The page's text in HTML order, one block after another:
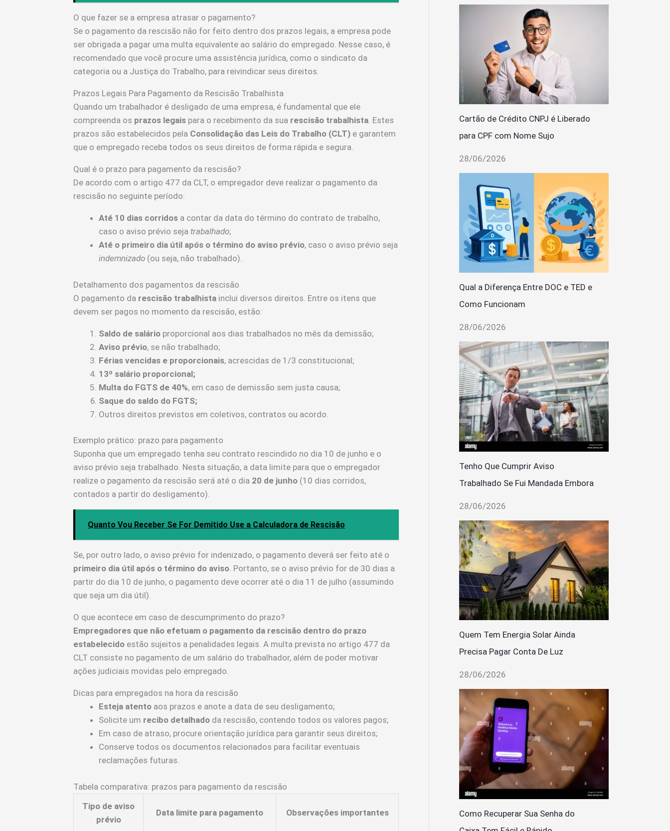
O que fazer se a empresa atrasar o pagamento?
Se o pagamento da rescisão não for feito dentro dos prazos legais, a empresa pode
ser obrigada a pagar uma multa equivalente ao salário do empregado. Nesse caso, é
recomendado que você procure uma assistência jurídica, como o sindicato da
categoria ou a Justiça do Trabalho, para reivindicar seus direitos.
Prazos Legais Para Pagamento da Rescisão Trabalhista
Quando um trabalhador é desligado de uma empresa, é fundamental que ele
compreenda os prazos legais para o recebimento da sua rescisão trabalhista. Estes
prazos são estabelecidos pela Consolidação das Leis do Trabalho (CLT) e garantem
que o empregado receba todos os seus direitos de forma rápida e segura.
Qual é o prazo para pagamento da rescisão?
De acordo com o artigo 477 da CLT, o empregador deve realizar o pagamento da
rescisão no seguinte período:
Até 10 dias corridos a contar da data do término do contrato de trabalho,
caso o aviso prévio seja trabalhado;
Até o primeiro dia útil após o término do aviso prévio, caso o aviso prévio seja
indemnizado (ou seja, não trabalhado).
Detalhamento dos pagamentos da rescisão
O pagamento da rescisão trabalhista inclui diversos direitos. Entre os itens que
devem ser pagos no momento da rescisão, estão:
Saldo de salário proporcional aos dias trabalhados no mês da demissão;
Aviso prévio, se não trabalhado;
Férias vencidas e proporcionais, acrescidas de 1/3 constitucional;
13º salário proporcional;
Multa do FGTS de 40%, em caso de demissão sem justa causa;
Saque do saldo do FGTS;
Outros direitos previstos em coletivos, contratos ou acordo.
Exemplo prático: prazo para pagamento
Suponha que um empregado tenha seu contrato rescindido no dia 10 de junho e o
aviso prévio seja trabalhado. Nesta situação, a data limite para que o empregador
realize o pagamento da rescisão será até o dia 20 de junho (10 dias corridos,
contados a partir do desligamento).
Quanto Vou Receber Se For Demitido Use a Calculadora de Rescisão
Se, por outro lado, o aviso prévio for indenizado, o pagamento deverá ser feito até o
primeiro dia útil após o término do aviso. Portanto, se o aviso prévio for de 30 dias a
partir do dia 10 de junho, o pagamento deve ocorrer até o dia 11 de julho (assumindo
que seja um dia útil).
O que acontece em caso de descumprimento do prazo?
Empregadores que não efetuam o pagamento da rescisão dentro do prazo
estabelecido estão sujeitos a penalidades legais. A multa prevista no artigo 477 da
CLT consiste no pagamento de um salário do trabalhador, além de poder motivar
ações judiciais movidas pelo empregado.
Dicas para empregados na hora da rescisão
Esteja atento aos prazos e anote a data de seu desligamento;
Solicite um recibo detalhado da rescisão, contendo todos os valores pagos;
Em caso de atraso, procure orientação jurídica para garantir seus direitos;
Conserve todos os documentos relacionados para facilitar eventuais
reclamações futuras.
Tabela comparativa: prazos para pagamento da rescisão
Tipo de aviso
prévio
Data limite para pagamento Observações importantes
Cartão de Crédito CNPJ é Liberado
para CPF com Nome Sujo
28/06/2026
Qual a Diferença Entre DOC e TED e
Como Funcionam
28/06/2026
Tenho Que Cumprir Aviso
Trabalhado Se Fui Mandada Embora
28/06/2026
Quem Tem Energia Solar Ainda
Precisa Pagar Conta De Luz
28/06/2026
Como Recuperar Sua Senha do